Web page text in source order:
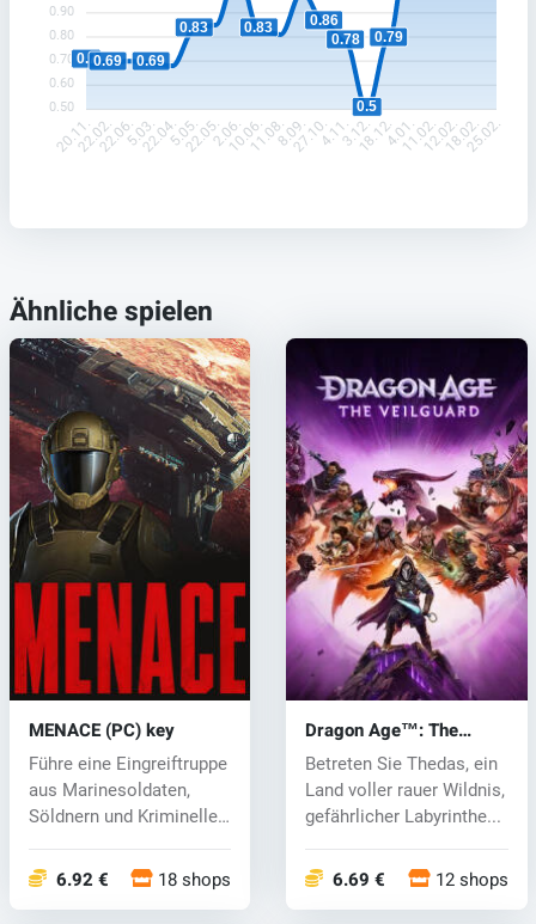
0.90
0.80
0.70
0.60
0.50
0.70.69 0.69
0.83 0.83
0.86
0.78
0.5
0.79
20.11.22.02.22.06.5.03.22.04.5.05.22.05.2.06.10.06.11.08.8.09.27.10.4.11.3.12.18.12.4.01.11.02.12.02.18.02.25.02.
Ähnliche spielen
MENACE (PC) key
Führe eine Eingreiftruppe
aus Marinesoldaten,
Söldnern und Kriminellen
6.92 € 18 shops
Dragon Age™: The
Veilguard (PC) key
Betreten Sie Thedas, ein
Land voller rauer Wildnis,
gefährlicher Labyrinthe...
6.69 € 12 shops